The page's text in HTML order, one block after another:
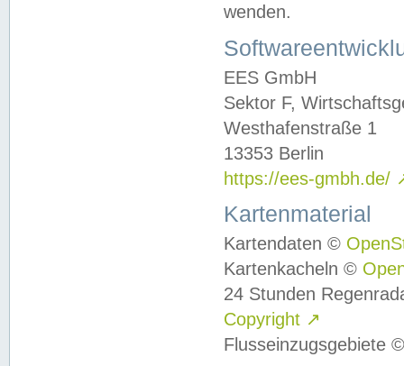
wenden.
EES GmbH
Sektor F,
Westhafenstraße 1
13353 Berlin
https://ees-gmbh.de/
Kartenmaterial
Kartendaten ©
Kartenkacheln ©
24 Stunden
Copyright ↗
Flusseinzugsgebiete